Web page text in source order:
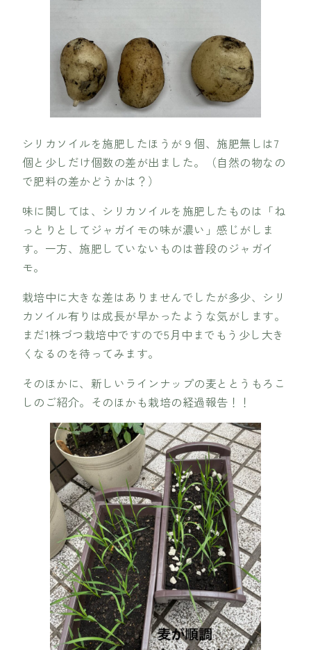
シリカソイルを施肥したほうが９個、施肥無しは7
個と少しだけ個数の差が出ました。（自然の物なの
で肥料の差かどうかは？）
味に関しては、シリカソイルを施肥したものは「ね
っとりとしてジャガイモの味が濃い」感じがしま
す。一方、施肥していないものは普段のジャガイ
モ。
栽培中に大きな差はありませんでしたが多少、シリ
カソイル有りは成長が早かったような気がします。
まだ1株づつ栽培中ですので5月中までもう少し大き
くなるのを待ってみます。
そのほかに、新しいラインナップの麦ととうもろこ
しのご紹介。そのほかも栽培の経過報告！！